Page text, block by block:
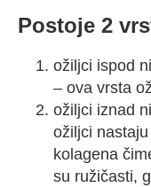
Postoje 2
ožiljci ispod
– ova vrsta
ožiljci iznad
ožiljci
kolagena
su ružičasti,